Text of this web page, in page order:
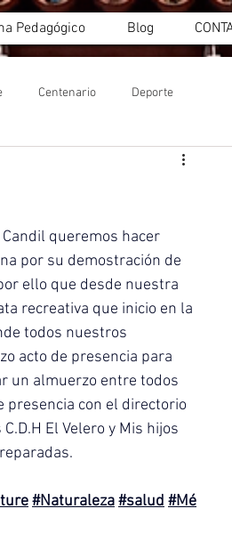
Pedagógico Blog
Centenario Deporte
queremos hacer
por su demostración de
ello que desde nuestra
recreativa que inicio en la
todos nuestros
acto de presencia para
un almuerzo entre todos
presencia con el directorio
El Velero y Mis hijos
#Naturaleza#salud #Mé